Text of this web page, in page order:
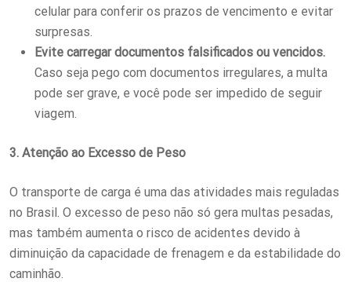
celular para conferir os prazos de vencimento e evitar
surpresas.
Evite carregar documentos falsificados ou vencidos.
Caso seja pego com documentos irregulares, a multa
pode ser grave, e você pode ser impedido de seguir
viagem.
3. Atenção ao Excesso de Peso
O transporte de carga é uma das atividades mais reguladas
no Brasil. O excesso de peso não só gera multas pesadas,
mas também aumenta o risco de acidentes devido à
diminuição da capacidade de frenagem e da estabilidade do
caminhão.